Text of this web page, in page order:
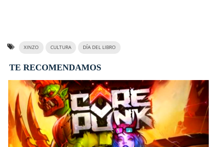
XINZO CULTURA DÍA DEL LIBRO
TE RECOMENDAMOS